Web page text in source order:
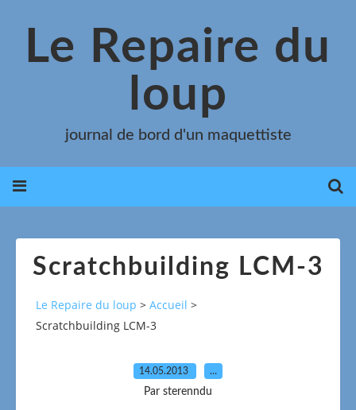
Le Repaire du
loup
journal de bord d'un maquettiste
Scratchbuilding LCM-3
Le Repaire du loup > Accueil >
Scratchbuilding LCM-3
14.05.2013 …
Par sterenndu